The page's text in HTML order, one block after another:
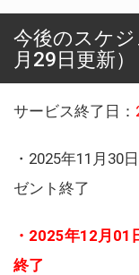
今後のスケ
月29日更新）
サービス終了日：
・2025年11月30
ゼント終了
・2025年12月
終了